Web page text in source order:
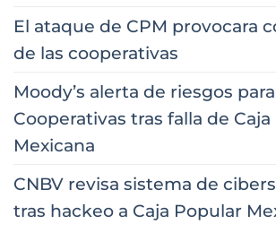
El ataque de CPM provocara
de las cooperativas
Moody’s alerta de riesgos
Cooperativas tras falla de
Mexicana
CNBV revisa sistema de
tras hackeo a Caja Popular